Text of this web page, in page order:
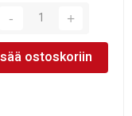
ostoskoriin